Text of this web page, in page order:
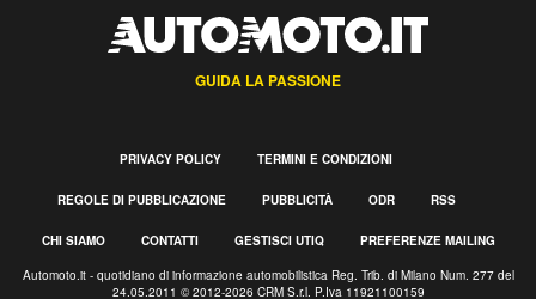
GUIDA LA PASSIONE
PRIVACY POLICY TERMINI E CONDIZIONI
REGOLE DI PUBBLICAZIONE PUBBLICITÀ ODR RSS
CHI SIAMO CONTATTI GESTISCI UTIQ PREFERENZE MAILING
Automoto.it - quotidiano di informazione automobilistica Reg. Trib. di Milano Num. 277 del
24.05.2011 © 2012-2026 CRM S.r.l. P.Iva 11921100159